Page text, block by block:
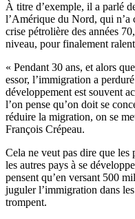
À titre d’exemple, il a parlé
l’Amérique du Nord, qui n’a
crise pétrolière des années
niveau, pour finalement
« Pendant 30 ans, et alors
essor, l’immigration a
développement est souvent
l’on pense qu’on doit se
réduire la migration, on se
François Crépeau.
Cela ne veut pas dire que les
les autres pays à se
pensent qu’en versant 500
juguler l’immigration dans
trompent.